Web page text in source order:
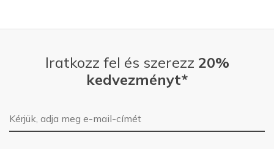
Iratkozz fel és szerezz 20%
kedvezményt*
E-mail-cím